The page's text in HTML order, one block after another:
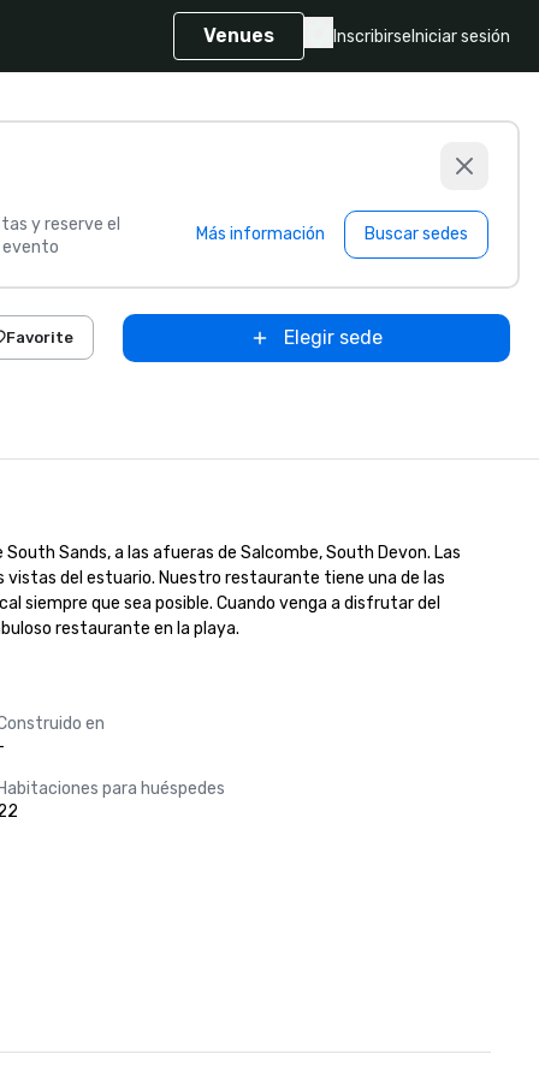
Venues Inscribirse Iniciar sesión
y reserve el
evento
Más información Buscar sedes
Favorite Elegir sede
Sands, a las afueras de Salcombe, South Devon. Las
del estuario. Nuestro restaurante tiene una de las
siempre que sea posible. Cuando venga a disfrutar del
restaurante en la playa.
en
para huéspedes